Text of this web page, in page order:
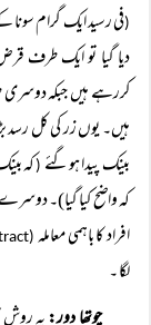
(فی رسید ایک گرام
دیا گیا تو ایک طرف
کررہے ہیں جبکہ
ہیں۔ یوں زر کی کل رسد
بینک پیدا ہوگئے (کہ
کہ واضح کیا گیا)۔
افراد کا باہمی معاملہ (private contract)
لگا ۔